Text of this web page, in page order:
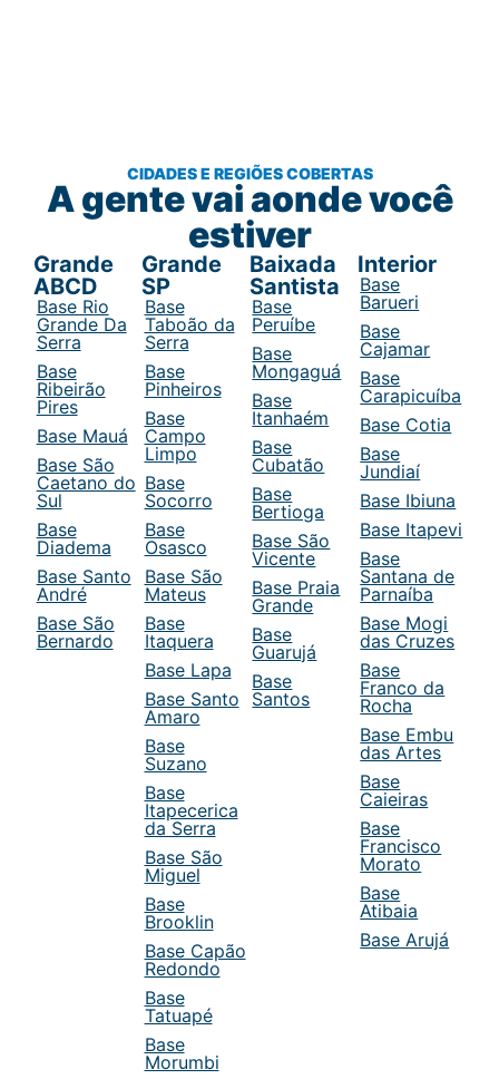
CIDADES E REGIÕES COBERTAS
A gente vai aonde você
estiver
Grande
ABCD
Base Rio
Grande Da
Serra
Base
Ribeirão
Pires
Base Mauá
Base São
Caetano do
Sul
Base
Diadema
Base Santo
André
Base São
Bernardo
Grande
SP
Base
Taboão da
Serra
Base
Pinheiros
Base
Campo
Limpo
Base
Socorro
Base
Osasco
Base São
Mateus
Base
Itaquera
Base Lapa
Base Santo
Amaro
Base
Suzano
Base
Itapecerica
da Serra
Base São
Miguel
Base
Brooklin
Base Capão
Redondo
Base
Tatuapé
Base
Morumbi
Baixada
Santista
Base
Peruíbe
Base
Mongaguá
Base
Itanhaém
Base
Cubatão
Base
Bertioga
Base São
Vicente
Base Praia
Grande
Base
Guarujá
Base
Santos
Interior
Base
Barueri
Base
Cajamar
Base
Carapicuíba
Base Cotia
Base
Jundiaí
Base Ibiuna
Base Itapevi
Base
Santana de
Parnaíba
Base Mogi
das Cruzes
Base
Franco da
Rocha
Base Embu
das Artes
Base
Caieiras
Base
Francisco
Morato
Base
Atibaia
Base Arujá